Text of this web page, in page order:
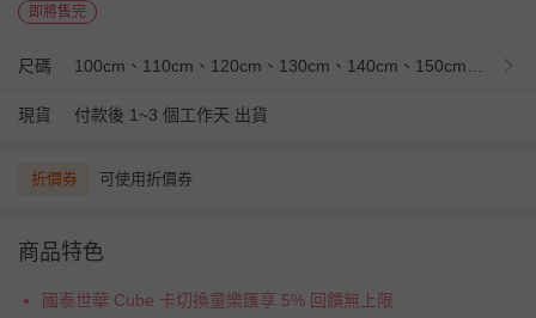
即將售完
尺碼
現貨 付款後 1~3 個工作天 出貨
折價券 可使用折價券
商品特色
國泰世華 Cube 卡切換童樂匯享 5% 回饋無上限